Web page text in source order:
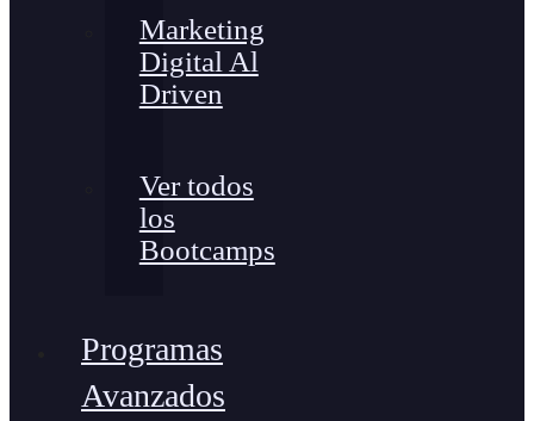
Marketing
Digital Al
Driven
Ver todos
los
Bootcamps
Programas
Avanzados